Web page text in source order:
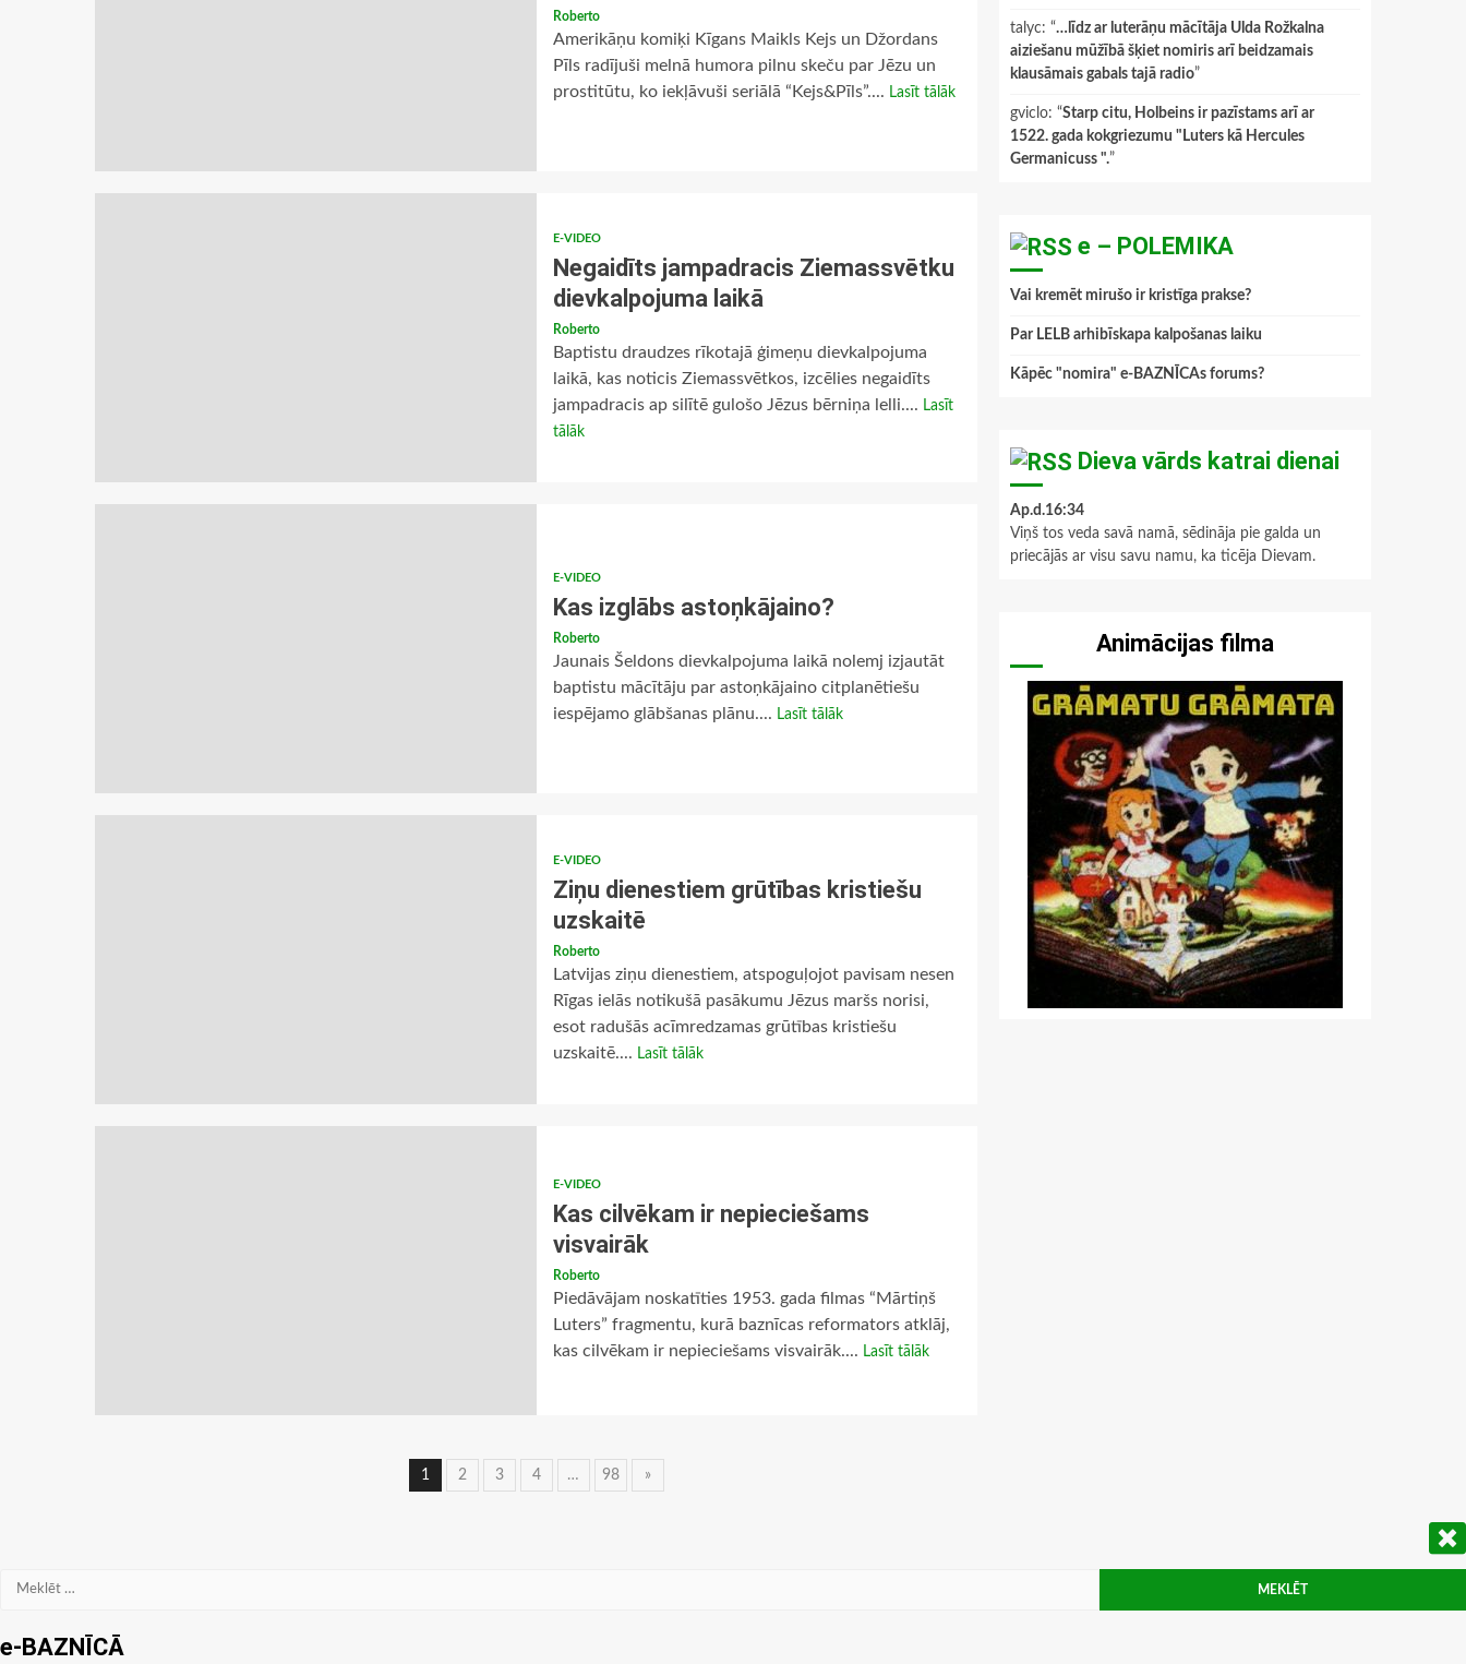
Roberto
Amerikāņu komiķi Kīgans Maikls Kejs un Džordans
Pīls radījuši melnā humora pilnu skeču par Jēzu un
prostitūtu, ko iekļāvuši seriālā “Kejs&Pīls”.... Lasīt tālāk
E-VIDEO
Negaidīts jampadracis Ziemassvētku
dievkalpojuma laikā
Roberto
Baptistu draudzes rīkotajā ģimeņu dievkalpojuma
laikā, kas noticis Ziemassvētkos, izcēlies negaidīts
jampadracis ap silītē gulošo Jēzus bērniņa lelli.... Lasīt
tālāk
E-VIDEO
Kas izglābs astoņkājaino?
Roberto
Jaunais Šeldons dievkalpojuma laikā nolemj izjautāt
baptistu mācītāju par astoņkājaino citplanētiešu
iespējamo glābšanas plānu.... Lasīt tālāk
E-VIDEO
Ziņu dienestiem grūtības kristiešu
uzskaitē
Roberto
Latvijas ziņu dienestiem, atspoguļojot pavisam nesen
Rīgas ielās notikušā pasākumu Jēzus maršs norisi,
esot radušās acīmredzamas grūtības kristiešu
uzskaitē.... Lasīt tālāk
E-VIDEO
Kas cilvēkam ir nepieciešams
visvairāk
Roberto
Piedāvājam noskatīties 1953. gada filmas “Mārtiņš
Luters” fragmentu, kurā baznīcas reformators atklāj,
kas cilvēkam ir nepieciešams visvairāk.... Lasīt tālāk
Ziņu
1 2 3 4 … 98 »
talyc: “…līdz ar luterāņu mācītāja Ulda Rožkalna
aiziešanu mūžībā šķiet nomiris arī beidzamais
klausāmais gabals tajā radio”
gviclo: “Starp citu, Holbeins ir pazīstams arī ar
1522. gada kokgriezumu "Luters kā Hercules
Germanicuss ".”
e – POLEMIKA
Vai kremēt mirušo ir kristīga prakse?
Par LELB arhibīskapa kalpošanas laiku
Kāpēc "nomira" e-BAZNĪCAs forums?
Dieva vārds katrai dienai
Ap.d.16:34
Viņš tos veda savā namā, sēdināja pie galda un
priecājās ar visu savu namu, ka ticēja Dievam.
Animācijas filma
Meklēt:
e-BAZNĪCĀ